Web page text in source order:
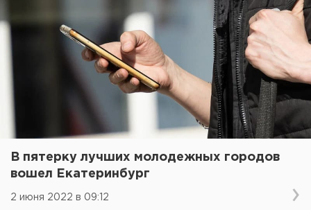
В пятерку лучших молодежных городов
вошел Екатеринбург
2 июня 2022 в 09:12